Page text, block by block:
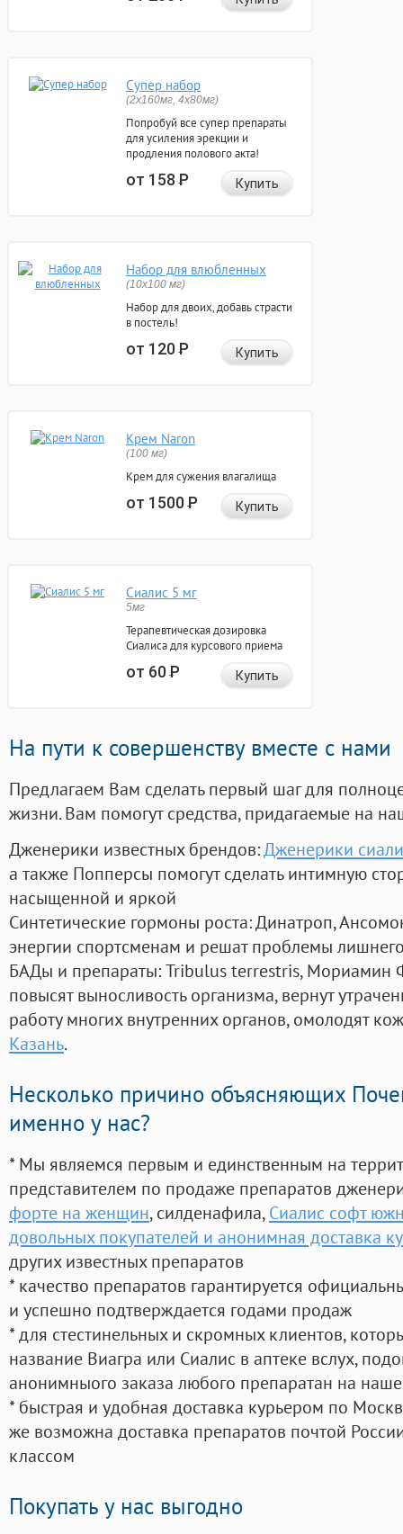
Супер набор
(2х160мг, 4х80мг)
Попробуй все супер препараты
для усиления эрекции и
продления полового акта!
от 158Р Купить
Набор для влюбленных
(10х100 мг)
Набор для двоих, добавь страсти
в постель!
от 120Р Купить
Крем Naron
(100 мг)
Крем для сужения влагалища
от 1500Р Купить
Сиалис 5 мг
5мг
Терапевтическая дозировка
Сиалиса для курсового приема
от 60Р Купить
На пути к совершенству вместе с нами
Предлагаем Вам сделать первый шаг для
жизни. Вам помогут средства, придагаемые на
Дженерики известных брендов:Дженерики
а также Попперсы помогут сделать интимную
насыщенной и яркой
Синтетические гормоны роста: Динатроп,
энергии спортсменам и решат проблемы
БАДы и препараты:Tribulus terrestris, Мориамин
повысят выносливость организма, вернут
работу многих внутренних органов, омолодят
Казань.
Несколько причино объясняющих
именно у нас?
* Мы являемся первым и единственным на
представителем по продаже препаратов
форте на женщин, силденафила, Сиалис софт
довольных покупателей и анонимная доставка
других известных препаратов
* качество препаратов гарантируется
и успешно подтверждается годами продаж
* для стестинельных и скромных клиентов,
название Виагра или Сиалис в аптеке вслух,
анонимныого заказа любого препаратан на
* быстрая и удобная доставка курьером по
же возможна доставка препаратов почтой
классом
Покупать у нас выгодно